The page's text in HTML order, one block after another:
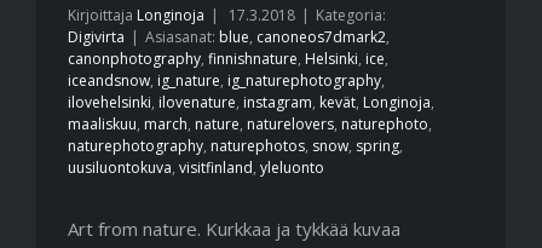
Kirjoittaja Longinoja 17.3.2018
Kategoria:
Digivirta
Asiasanat: blue, canoneos7dmark2,
canonphotography, finnishnature, Helsinki, ice,
iceandsnow, ig_nature, ig_naturephotography,
ilovehelsinki, ilovenature, instagram, kevät, Longinoja,
maaliskuu, march, nature, naturelovers, naturephoto,
naturephotography, naturephotos, snow, spring,
uusiluontokuva, visitfinland, yleluonto
Art from nature. Kurkkaa ja tykkää kuvaa